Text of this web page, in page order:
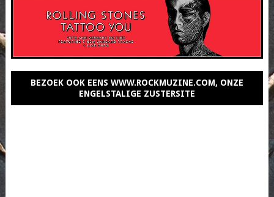
BEZOEK OOK EENS WWW.ROCKMUZINE.COM, ONZE
ENGELSTALIGE ZUSTERSITE